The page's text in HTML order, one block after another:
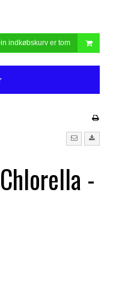
indkøbskurv er tom
-